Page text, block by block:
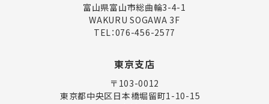
富山県富山市総曲輪3-4-1
WAKURU SOGAWA 3F
TEL：076-456-2577
東京支店
〒103-0012
東京都中央区日本橋堀留町1-10-15